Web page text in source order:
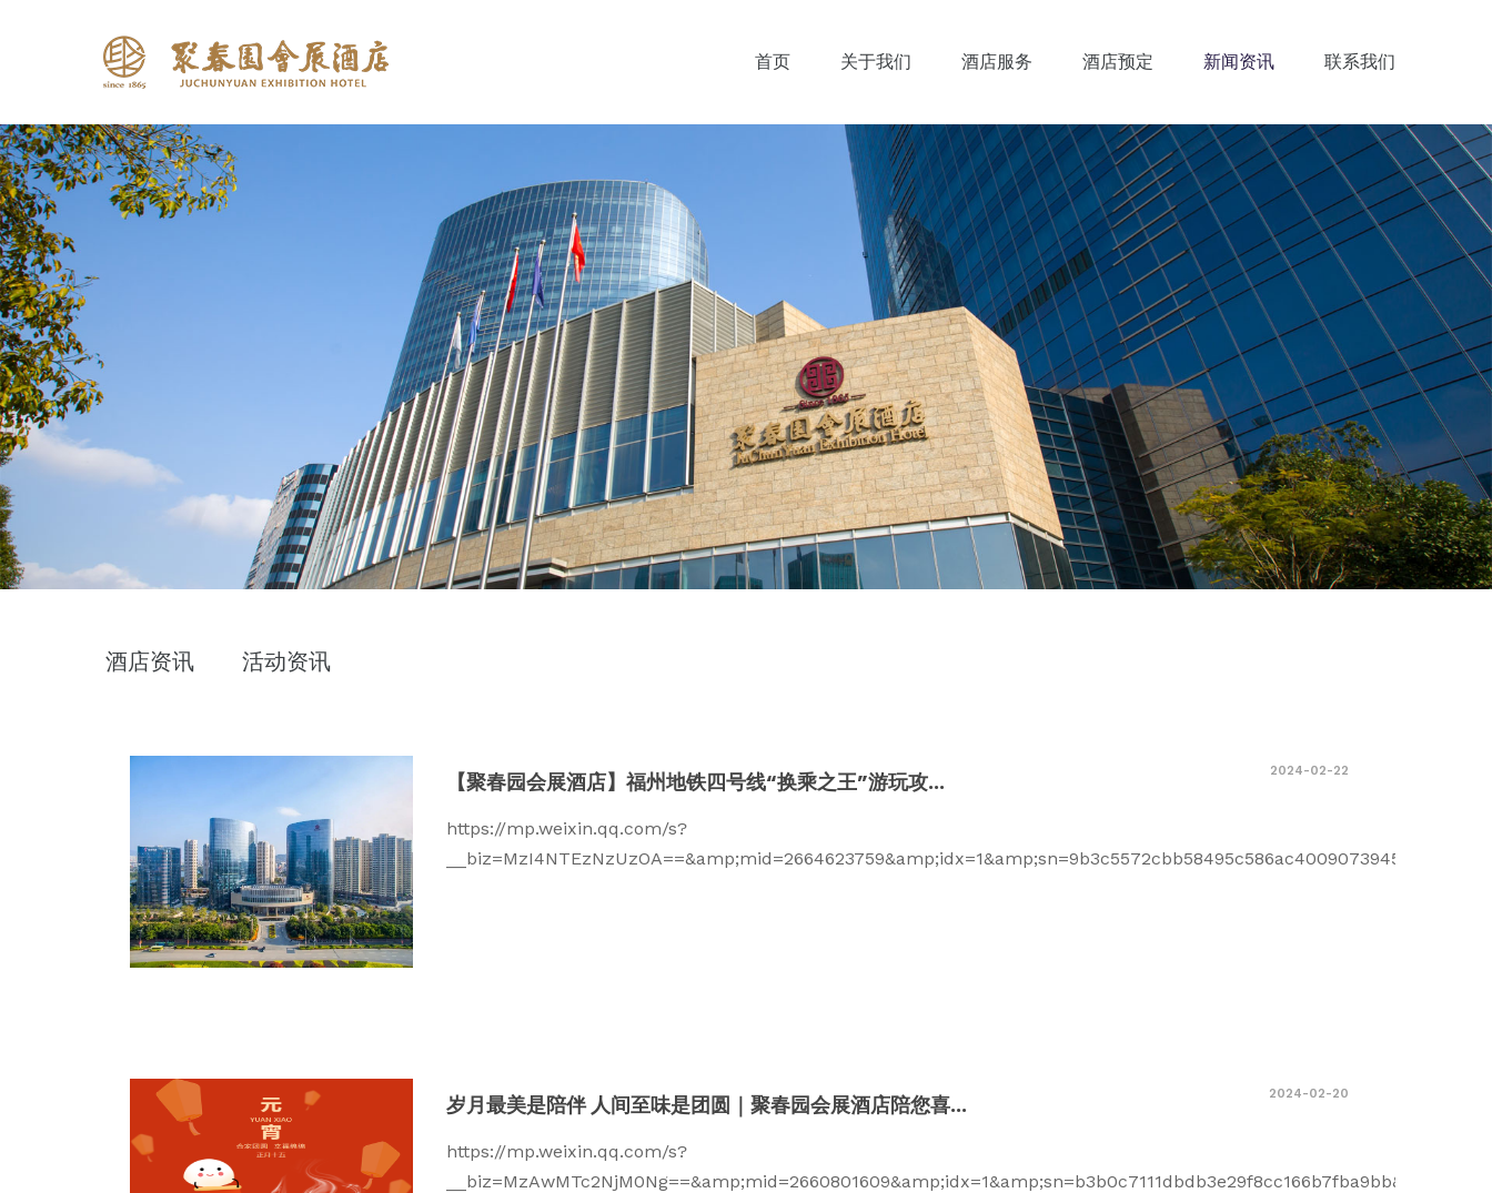
首页 关于我们 酒店服务 酒店预定 新闻资讯 联系我们
酒店资讯 活动资讯
2024-02-22
【聚春园会展酒店】福州地铁四号线“换乘之王”游玩攻...
https://mp.weixin.qq.com/s?
2024-02-20
岁月最美是陪伴 人间至味是团圆｜聚春园会展酒店陪您喜...
https://mp.weixin.qq.com/s?